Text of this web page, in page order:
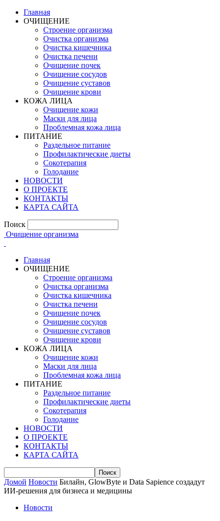
Главная
ОЧИЩЕНИЕ
Строение организма
Очистка организма
Очистка кишечника
Очистка печени
Очищение почек
Очищение сосудов
Очищение суставов
Очищение крови
КОЖА ЛИЦА
Очищение кожи
Маски для лица
Проблемная кожа лица
ПИТАНИЕ
Раздельное питание
Профилактические диеты
Сокотерапия
Голодание
НОВОСТИ
О ПРОЕКТЕ
КОНТАКТЫ
КАРТА САЙТА
Поиск
Очищение организма
Главная
ОЧИЩЕНИЕ
Строение организма
Очистка организма
Очистка кишечника
Очистка печени
Очищение почек
Очищение сосудов
Очищение суставов
Очищение крови
КОЖА ЛИЦА
Очищение кожи
Маски для лица
Проблемная кожа лица
ПИТАНИЕ
Раздельное питание
Профилактические диеты
Сокотерапия
Голодание
НОВОСТИ
О ПРОЕКТЕ
КОНТАКТЫ
КАРТА САЙТА
Домой Новости Билайн, GlowByte и Data Sapience создадут
ИИ-решения для бизнеса и медицины
Новости